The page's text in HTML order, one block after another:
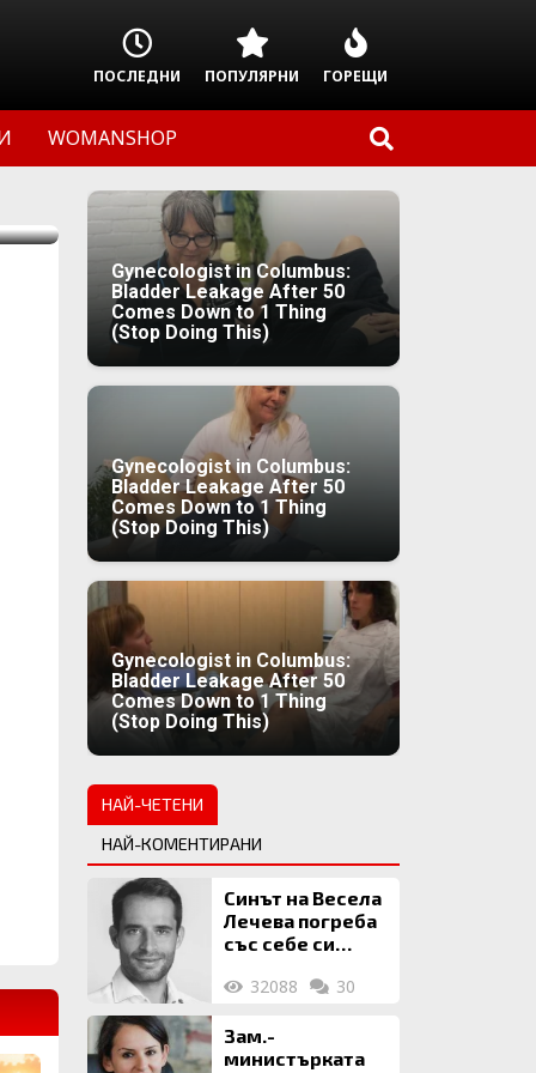
ПОСЛЕДНИ ПОПУЛЯРНИ ГОРЕЩИ
WOMANSHOP
Gynecologist in Columbus:
Bladder Leakage After 50
Comes Down to 1 Thing
(Stop Doing This)
Gynecologist in Columbus:
Bladder Leakage After 50
Comes Down to 1 Thing
(Stop Doing This)
Gynecologist in Columbus:
Bladder Leakage After 50
Comes Down to 1 Thing
(Stop Doing This)
НАЙ-ЧЕТЕНИ
НАЙ-КОМЕНТИРАНИ
Синът на Весела
Лечева погреба
със себе си
млн. евро
32088 30
Зам.-
министърката